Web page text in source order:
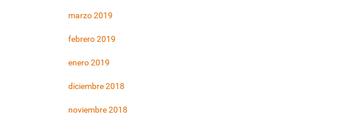
marzo 2019
febrero 2019
enero 2019
diciembre 2018
noviembre 2018